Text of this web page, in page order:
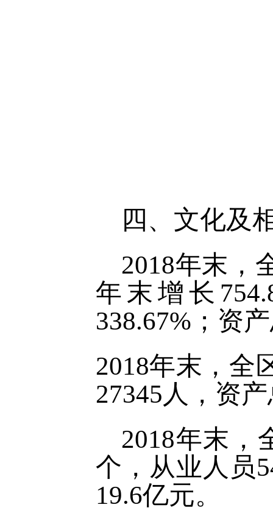
四、文化及
2018年末，
年末增长
338.67%；资
2018年末，全
27345人，资
2018年末，
个，从业人员
19.6亿元。